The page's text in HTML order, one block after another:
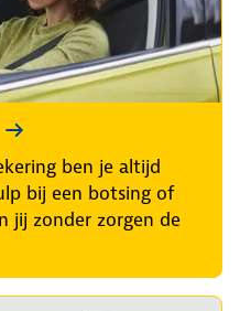
ben je altijd
bij een botsing of
jij zonder zorgen de